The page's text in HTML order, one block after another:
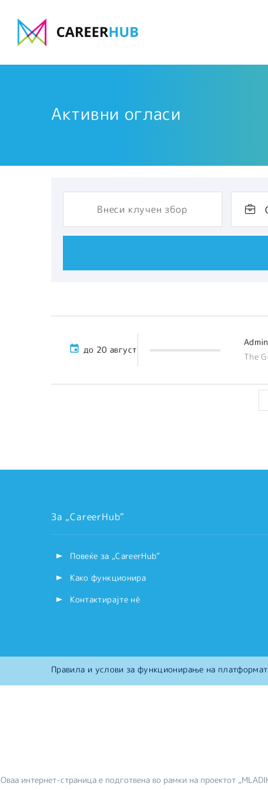
Активни огласи
до 20 август
The
За „CareerHub“
Повеќе за „CareerHub“
Како функционира
Контактирајте нѐ
Правила и услови за функционирање на
Оваа интернет-страница е подготвена во рамки на проектот